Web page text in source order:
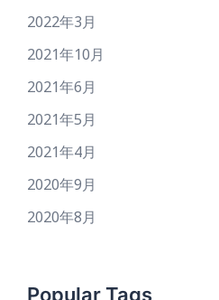
2022年3月
2021年10月
2021年6月
2021年5月
2021年4月
2020年9月
2020年8月
Popular Tags